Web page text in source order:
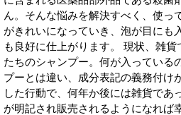
ん。そんな悩みを解決すべく、使っ
がきれいになっていき、泡が目にも
も良好に仕上がります。 現状、雑
たちのシャンプー。何が入っている
プーとは違い、成分表記の義務付け
した行動で、何年か後には雑貨であ
が明記され販売されるようになれば